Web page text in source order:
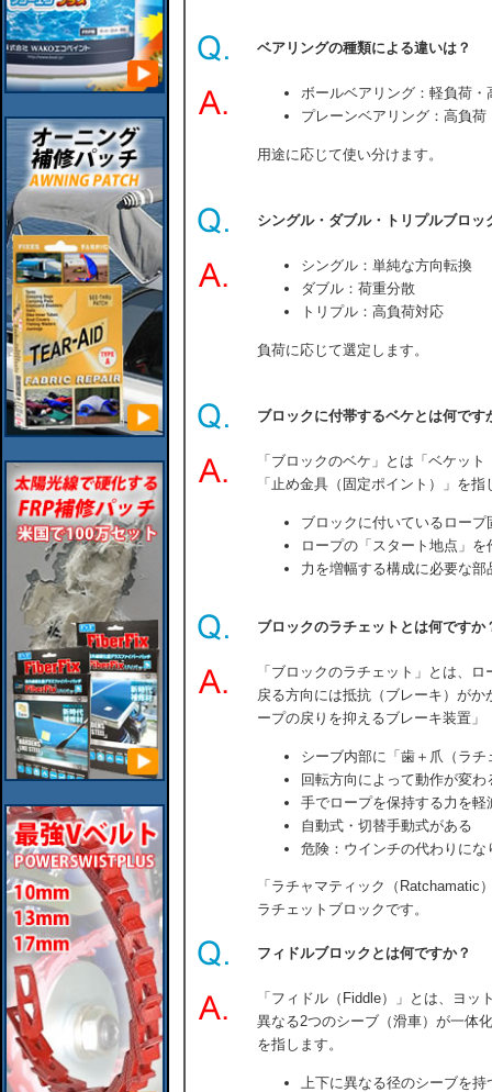
ベアリングの種類による違いは？
ボールベアリング：軽負荷・
プレーンベアリング：高負荷
用途に応じて使い分けます。
シングル・ダブル・トリプルブロッ
シングル：単純な方向転換
ダブル：荷重分散
トリプル：高負荷対応
負荷に応じて選定します。
ブロックに付帯するベケとは何です
「ブロックのベケ」とは「ベケッ
「止め金具（固定ポイント）」を指
ブロックに付いているロー
ロープの「スタート地点」を
力を増幅する構成に必要な部
ブロックのラチェットとは何ですか
「ブロックのラチェット」とは、
戻る方向には抵抗（ブレーキ）が
ープの戻りを抑えるブレーキ装置」
シーブ内部に「歯＋爪（ラチ
回転方向によって動作が変わ
手でロープを保持する力を軽
自動式・切替手動式がある
危険：ウインチの代わりにな
「ラチャマティック（Ratchamatic
ラチェットブロックです。
フィドルブロックとは何ですか？
「フィドル（Fiddle）」とは、ヨ
異なる2つのシーブ（滑車）が一体
を指します。
上下に異なる径のシーブを